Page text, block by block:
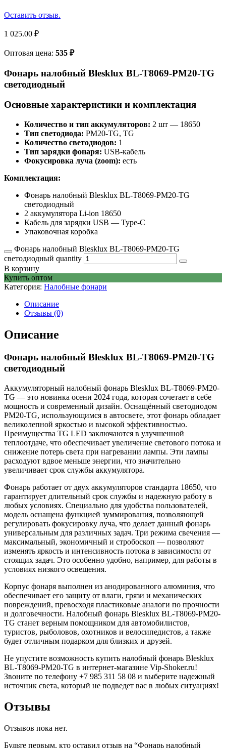
Оставить отзыв.
1 025.00 ₽
Оптовая цена: 535 ₽
Фонарь налобный Blesklux BL-T8069-PM20-TG
светодиодный
Основные характеристики и комплектация
Количество и тип аккумуляторов: 2 шт — 18650
Тип светодиода: PM20-TG, TG
Количество светодиодов: 1
Тип зарядки фонаря: USB-кабель
Фокусировка луча (zoom): есть
Комплектация:
Фонарь налобный Blesklux BL-T8069-PM20-TG
светодиодный
2 аккумулятора Li-ion 18650
Кабель для зарядки USB — Type-C
Упаковочная коробка
Фонарь налобный Blesklux BL-T8069-PM20-TG
светодиодный quantity
В корзину
Купить оптом
Категория: Налобные фонари
Описание
Отзывы (0)
Описание
Фонарь налобный Blesklux BL-T8069-PM20-TG
светодиодный
Аккумуляторный налобный фонарь Blesklux BL-T8069-PM20-
TG — это новинка осени 2024 года, которая сочетает в себе
мощность и современный дизайн. Оснащённый светодиодом
PM20-TG, использующимся в автосвете, этот фонарь обладает
великолепной яркостью и высокой эффективностью.
Преимущества TG LED заключаются в улучшенной
теплоотдаче, что обеспечивает увеличение светового потока и
снижение потерь света при нагревании лампы. Эти лампы
расходуют вдвое меньше энергии, что значительно
увеличивает срок службы аккумулятора.
Фонарь работает от двух аккумуляторов стандарта 18650, что
гарантирует длительный срок службы и надежную работу в
любых условиях. Специально для удобства пользователей,
модель оснащена функцией зуммирования, позволяющей
регулировать фокусировку луча, что делает данный фонарь
универсальным для различных задач. Три режима свечения —
максимальный, экономичный и стробоскоп — позволяют
изменять яркость и интенсивность потока в зависимости от
стоящих задач. Это особенно удобно, например, для работы в
условиях низкого освещения.
Корпус фонаря выполнен из анодированного алюминия, что
обеспечивает его защиту от влаги, грязи и механических
повреждений, превосходя пластиковые аналоги по прочности
и долговечности. Налобный фонарь Blesklux BL-T8069-PM20-
TG станет верным помощником для автомобилистов,
туристов, рыболовов, охотников и велосипедистов, а также
будет отличным подарком для близких и друзей.
Не упустите возможность купить налобный фонарь Blesklux
BL-T8069-PM20-TG в интернет-магазине Vip-Shoker.ru!
Звоните по телефону +7 985 311 58 08 и выберите надежный
источник света, который не подведет вас в любых ситуациях!
Отзывы
Отзывов пока нет.
Будьте первым, кто оставил отзыв на “Фонарь налобный